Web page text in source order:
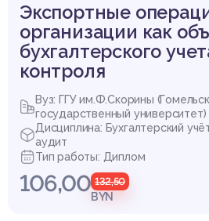
Экспортные
организации как
бухгалтерского
контроля
Вуз: ГГУ им.Ф.Скорины
государственный университет)
Дисциплина: Бухгалтерский
аудит
Тип работы: Диплом
106,00 132,50
BYN